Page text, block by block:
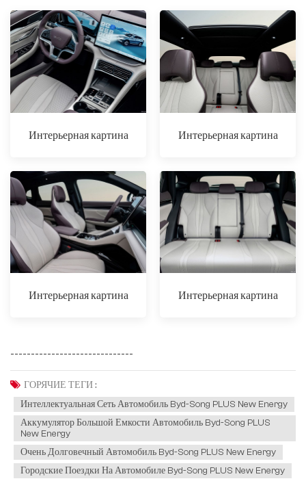
Интерьерная картина Интерьерная картина
Интерьерная картина Интерьерная картина
------------------------------
ГОРЯЧИЕ ТЕГИ :
Интеллектуальная Сеть Автомобиль Byd-Song PLUS New Energy
Аккумулятор Большой Емкости Автомобиль Byd-Song PLUS
New Energy
Очень Долговечный Автомобиль Byd-Song PLUS New Energy
Городские Поездки На Автомобиле Byd-Song PLUS New Energy